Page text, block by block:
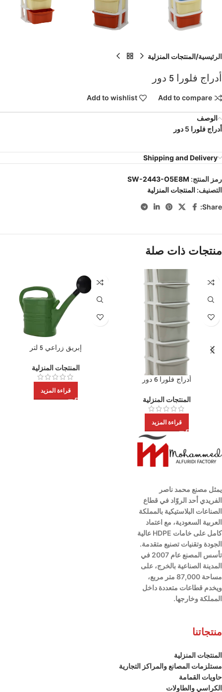
الرئيسية المنتجات المنزلية
أدراج فلورا 5 دور
Add to compare
Add to wishlist
الوصف
أدراج فلورا 5 دور
Shipping and Delivery
رمز المنتج: SW-2443-O5E8M
التصنيف: المنتجات المنزلية
Share:
منتجات ذات صلة
أدراج فلورا 6 دور
المنتجات المنزلية
قراءة المزيد
إبريق زراعي 5 لتر
المنتجات المنزلية
قراءة المزيد
يمثل مصنع محمد ناصر
الفريدي أحد الروّاد في قطاع
الصناعات البلاستيكية بالمملكة
العربية السعودية، مع اعتماد
كامل على خامات HDPE عالية
الجودة وتقنيات تصنيع متقدمة.
تأسس المصنع عام 2007 في
المدينة الصناعية بالخرج، على
مساحة 87,000 متر مربع،
ويخدم قطاعات متعددة داخل
المملكة وخارجها.
منتجاتنا
المنتجات المنزلية
مستلزمات المصانع والمراكز التجارية
حاويات القمامة
الكراسي والطاولات